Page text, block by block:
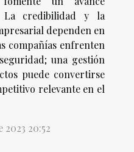
La credibilidad y la
dependen en
compañías enfrenten
una gestión
puede convertirse
relevante en el
2023 20:52